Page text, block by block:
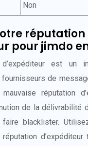
Non
réputation
pour jimdo
est un
de
réputation
de la délivrabilité
blacklister.